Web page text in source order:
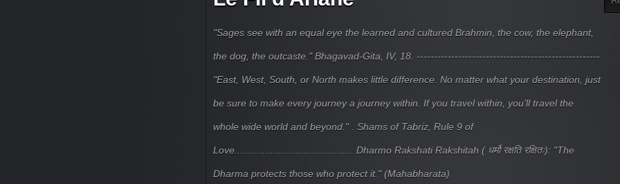
"Sages see with an equal eye the learned and cultured Brahmin, the cow, the elephant,
the dog, the outcaste." Bhagavad-Gita, IV, 18. -----------------------------------------------------
"East, West, South, or North makes little difference. No matter what your destination, just
be sure to make every journey a journey within. If you travel within, you’ll travel the
whole wide world and beyond." . Shams of Tabriz, Rule 9 of
Love........................................... Dharmo Rakshati Rakshitah ( धर्मो रक्षति रक्षितः): "The
Dharma protects those who protect it." (Mahabharata)